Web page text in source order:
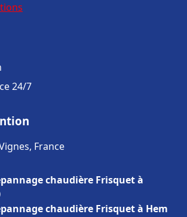
24/7
France
chaudière Frisquet à
chaudière Frisquet à Hem